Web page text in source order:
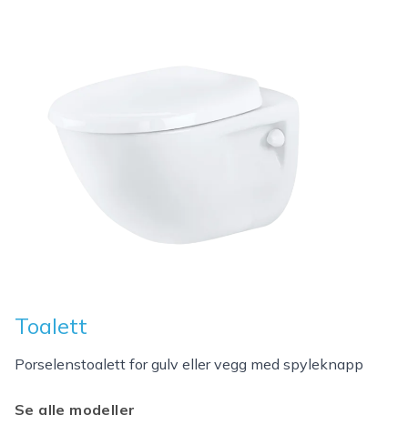
Toalett
Porselenstoalett for gulv eller vegg med spyleknapp
Se alle modeller